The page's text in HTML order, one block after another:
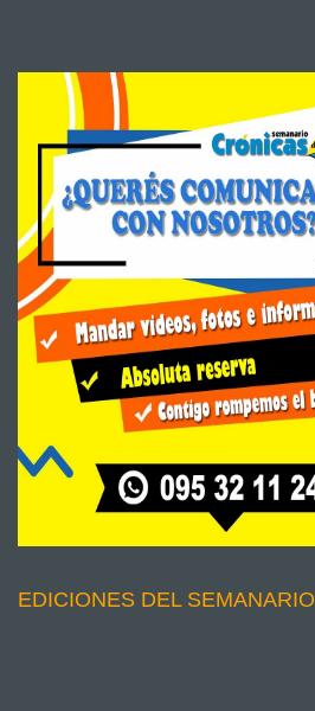
EDICIONES DEL SEMANARIO